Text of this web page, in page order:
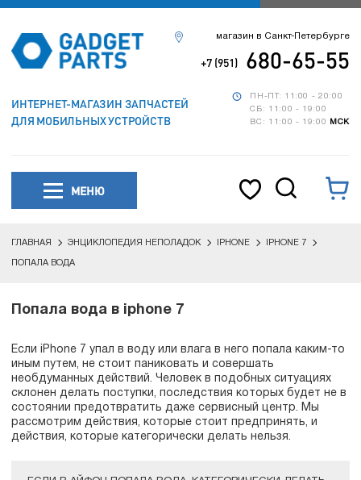
ИНТЕРНЕТ-МАГАЗИН ЗАПЧАСТЕЙ
ДЛЯ МОБИЛЬНЫХ УСТРОЙСТВ
ПН-ПТ: 11:00 - 20:00
СБ: 11:00 - 19:00
ВС: 11:00 - 19:00
МСК
магазин в Санкт-Петербурге
+7 (951) 680-65-55
МЕНЮ
ГЛАВНАЯ ЭНЦИКЛОПЕДИЯ НЕПОЛАДОК IPHONE IPHONE 7
ПОПАЛА ВОДА
Попала вода в iphone 7
Если iPhone 7 упал в воду или влага в него попала каким-то
иным путем, не стоит паниковать и совершать
необдуманных действий. Человек в подобных ситуациях
склонен делать поступки, последствия которых будет не в
состоянии предотвратить даже сервисный центр. Мы
рассмотрим действия, которые стоит предпринять, и
действия, которые категорически делать нельзя.